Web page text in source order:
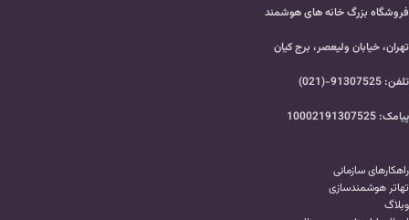
فروشگاه بزرگ خانه های هوشمند
تهران، خیابان ولیعصر، برج کیان
تلفن: 91307525-(021)
پیامک: 10002191307525
راهکارهای سازمانی
تهاتر هوشمندسازی
وبلاگ